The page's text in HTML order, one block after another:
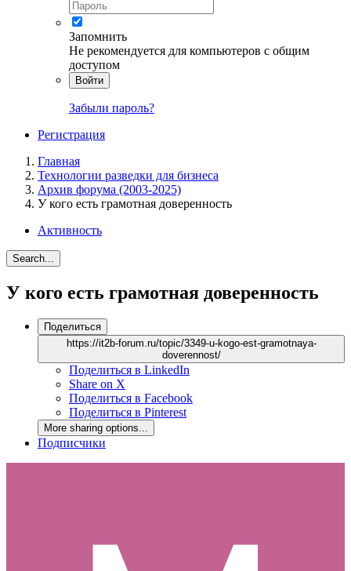
Запомнить
Не рекомендуется для компьютеров с общим
доступом
Войти
Забыли пароль?
Регистрация
Главная
Технологии разведки для бизнеса
Архив форума (2003-2025)
У кого есть грамотная доверенность
Активность
Search...
У кого есть грамотная доверенность
Поделиться
https://it2b-forum.ru/topic/3349-u-kogo-est-gramotnaya-
doverennost/
Поделиться в LinkedIn
Share on X
Поделиться в Facebook
Поделиться в Pinterest
More sharing options...
Подписчики